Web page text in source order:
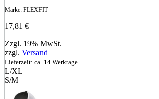
Marke: FLEXFIT
17,81 €
Zzgl. 19% MwSt.
zzgl. Versand
Lieferzeit: ca. 14 Werktage
L/XL
S/M